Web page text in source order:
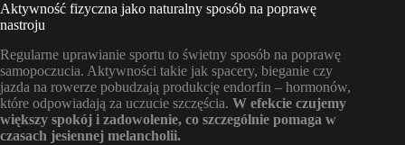
Aktywność fizyczna jako naturalny sposób na poprawę
nastroju
Regularne uprawianie sportu to świetny sposób na poprawę
samopoczucia. Aktywności takie jak spacery, bieganie czy
jazda na rowerze pobudzają produkcję endorfin – hormonów,
które odpowiadają za uczucie szczęścia. W efekcie czujemy
większy spokój i zadowolenie, co szczególnie pomaga w
czasach jesiennej melancholii.